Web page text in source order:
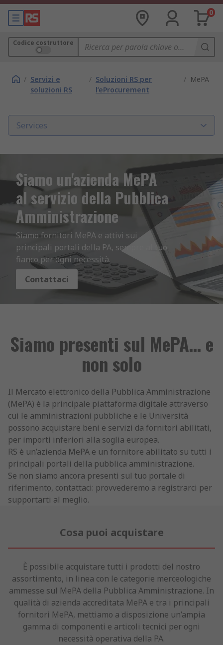
0
Codice costruttore
/ Servizi e
soluzioni RS
/ Soluzioni RS per
l’eProcurement
/ MePA
Services
Siamo un'azienda MePA
al servizio della Pubblica
Amministrazione
Siamo fornitori MePA e attivi sui
principali portali della PA, sempre al tuo
fianco per ogni necessità.
Contattaci
Siamo presenti sul MePA… e
non solo
Il Mercato elettronico della Pubblica Amministrazione
(MePA) è la principale piattaforma digitale attraverso
cui le amministrazioni pubbliche e le Università
possono acquistare beni e servizi da fornitori abilitati,
per importi inferiori alla soglia europea.
RS è un’azienda MePA e un fornitore abilitato su tutti i
principali portali della pubblica amministrazione.
Se non siamo ancora presenti sul tuo portale di
riferimento, contattaci: provvederemo a registrarci per
supportarti al meglio.
Cosa puoi acquistare
È possibile acquistare tutti i prodotti del nostro
assortimento, in linea con le categorie merceologiche
ammesse sul MePA della Pubblica Amministrazione. In
qualità di azienda accreditata MePA e tra i principali
fornitori MePA, mettiamo a disposizione un’ampia
gamma di componenti e articoli tecnici per ogni
necessità operativa della PA.